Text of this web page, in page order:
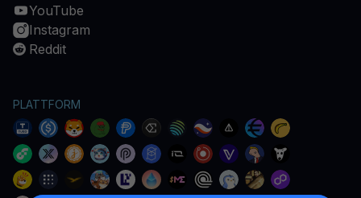
YouTube
Instagram
Reddit
PLATTFORM